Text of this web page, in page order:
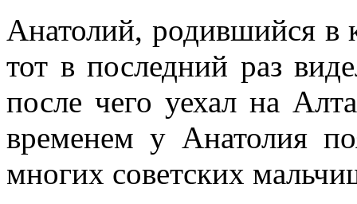
Анатолий, родившийся в
тот в последний раз
после чего уехал на
временем у Анатолия
многих советских